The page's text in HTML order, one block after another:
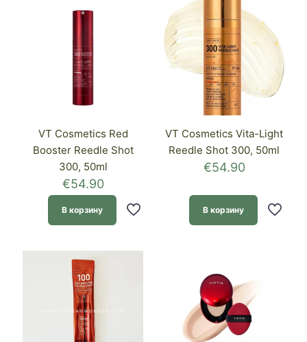
VT Cosmetics Red
Booster Reedle Shot
300, 50ml
€54.90
В корзину
VT Cosmetics Vita-Light
Reedle Shot 300, 50ml
€54.90
В корзину